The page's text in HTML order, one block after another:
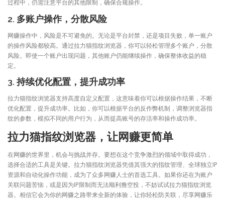
过程中，仍需注意平台的其他限制，确保合规操作。
2. 多账户操作，分散风险
网赚操作中，风险是不可避免的。无论是平台封禁，还是项目失败，单一账户
的操作风险都较高。通过拉力猫指纹浏览器，你可以轻松管理多个账户，分散
风险。即使一个账户出现问题，其他账户仍能继续操作，确保整体收益的稳
定。
3. 持续优化配置，提升成功率
拉力猫指纹浏览器支持高度自定义配置，这意味着你可以根据操作结果，不断
优化配置，提升成功率。比如，你可以根据平台的反作弊机制，调整浏览器指
纹的参数，模拟不同的用户行为，从而提高账号的存活率和操作成功率。
拉力猫指纹浏览器，让网赚更简单
在网赚的世界里，机会与挑战并存。要想在这个竞争激烈的领域中取得成功，
选择合适的工具是关键。拉力猫指纹浏览器凭借其强大的指纹管理、全球独立IP
资源和自动化操作功能，成为了众多网赚人士的首选工具。如果你还在为账户
关联问题苦恼，或是因为IP限制而无法顺利撸空投，不妨试试拉力猫指纹浏览
器。相信它会为你的网赚之路带来全新的体验，让你轻松防关联，尽享网赚乐